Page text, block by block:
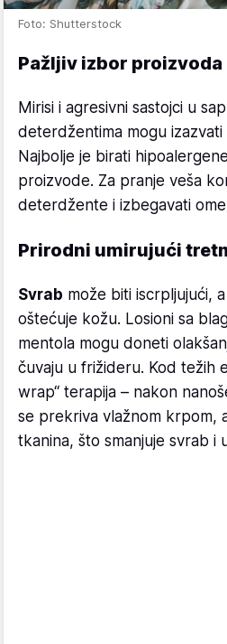
Foto: Shutterstock
Pažljiv izbor proizvoda
Mirisi i agresivni sastojci u
deterdžentima mogu
Najbolje je birati
proizvode. Za pranje veša
deterdžente i izbegavati
Prirodni umirujući
Svrab može biti iscrpljujući,
oštećuje kožu. Losioni sa
mentola mogu doneti
čuvaju u frižideru. Kod težih
wrap“ terapija – nakon
se prekriva vlažnom krpom,
tkanina, što smanjuje svrab i